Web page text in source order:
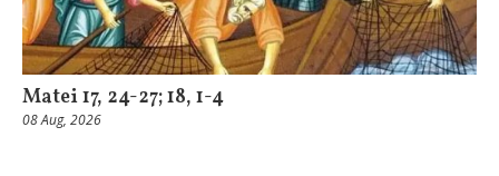
Matei 17, 24-27; 18, 1-4
08 Aug, 2026